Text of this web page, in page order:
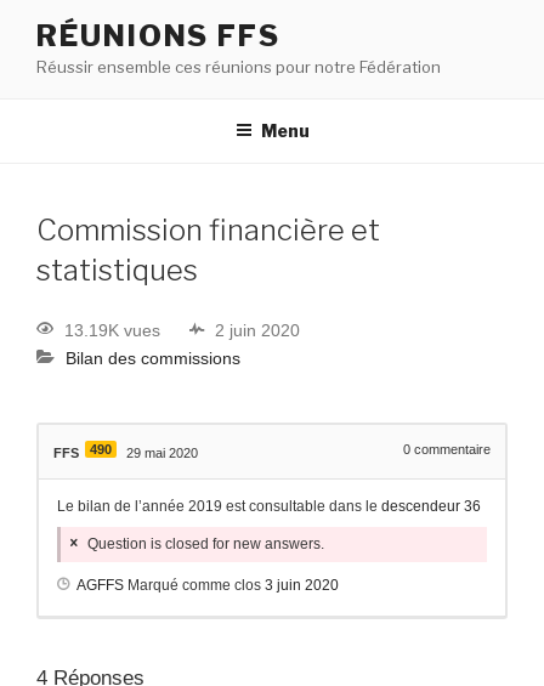
RÉUNIONS FFS
Réussir ensemble ces réunions pour notre Fédération
Menu
Commission financière et
statistiques
13.19K vues
2 juin 2020
Bilan des commissions
FFS 490 29 mai 2020 0 commentaire
Le bilan de l’année 2019 est consultable dans le descendeur 36
Question is closed for new answers.
AGFFS Marqué comme clos 3 juin 2020
4 Réponses